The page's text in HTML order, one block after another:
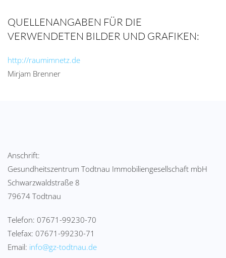
QUELLENANGABEN FÜR DIE
VERWENDETEN BILDER UND GRAFIKEN:
http://raumimnetz.de
Mirjam Brenner
Anschrift:
Gesundheitszentrum Todtnau Immobiliengesellschaft mbH
Schwarzwaldstraße 8
79674 Todtnau
Telefon: 07671-99230-70
Telefax: 07671-99230-71
Email: info@gz-todtnau.de